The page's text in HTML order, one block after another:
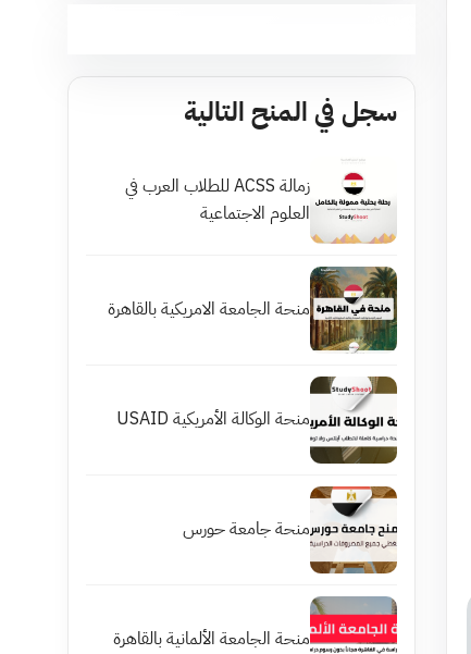
سجل في المنح التالية
زمالة ACSS للطلاب العرب في
العلوم الاجتماعية
منحة الجامعة الامريكية بالقاهرة
منحة الوكالة الأمريكية USAID
منحة جامعة حورس
منحة الجامعة الألمانية بالقاهرة